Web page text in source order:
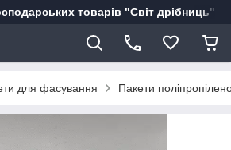
товарів "Світ дрібниць"
для фасування Пакети